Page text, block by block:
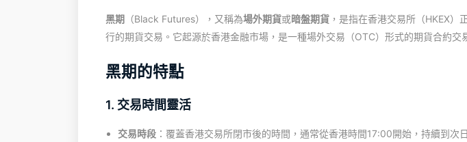
黑期 （Black Futures），又稱為場外期貨或暗盤期貨 ，是指在香港交易所（HKEX）
行的期貨交易。它起源於香港金融市場，是一種場外交易（OTC）形式的期貨合約交
黑期的特點
1. 交易時間靈活
交易時段 ：覆蓋香港交易所閉市後的時間，通常從香港時間17:00開始，持續到次